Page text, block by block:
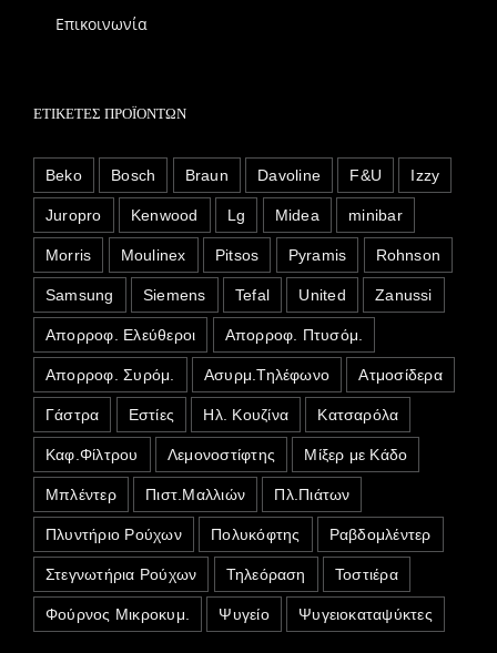
Επικοινωνία
ΕΤΙΚΈΤΕΣ ΠΡΟΪΌΝΤΩΝ
Beko Bosch Braun Davoline F&U Izzy
Juropro Kenwood Lg Midea minibar
Morris Moulinex Pitsos Pyramis Rohnson
Samsung Siemens Tefal United Zanussi
Απορροφ. Ελεύθεροι Απορροφ. Πτυσόμ.
Απορροφ. Συρόμ. Ασυρμ.Τηλέφωνο Ατμοσίδερα
Γάστρα Εστίες Ηλ. Κουζίνα Κατσαρόλα
Καφ.Φίλτρου Λεμονοστίφτης Μίξερ με Κάδο
Μπλέντερ Πιστ.Μαλλιών Πλ.Πιάτων
Πλυντήριο Ρούχων Πολυκόφτης Ραβδομλέντερ
Στεγνωτήρια Ρούχων Τηλεόραση Τοστιέρα
Φούρνος Μικροκυμ. Ψυγείο Ψυγειοκαταψύκτες